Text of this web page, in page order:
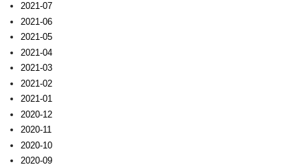
2021-07
2021-06
2021-05
2021-04
2021-03
2021-02
2021-01
2020-12
2020-11
2020-10
2020-09